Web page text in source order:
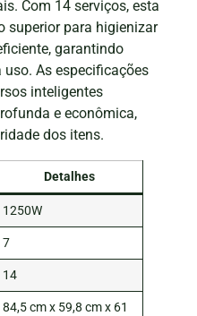
Com 14 serviços, esta
superior para higienizar
garantindo
As especificações
inteligentes
e econômica,
dos itens.
Detalhes
1250W
7
14
84,5 cm x 59,8 cm x 61